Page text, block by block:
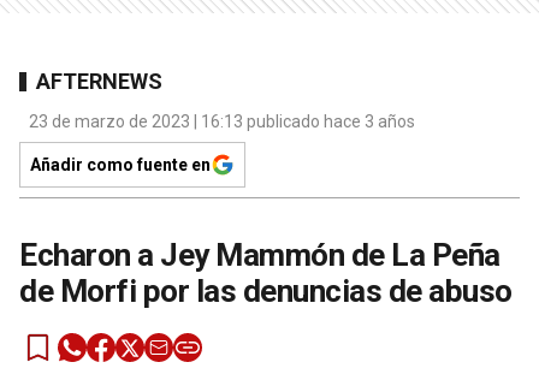
AFTERNEWS
23 de marzo de 2023 | 16:13 publicado hace 3 años
Añadir como fuente en
Echaron a Jey Mammón de La Peña
de Morfi por las denuncias de abuso